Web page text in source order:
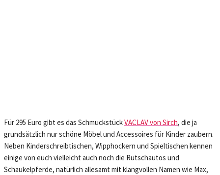
Für 295 Euro gibt es das SchmuckstückVACLAV von Sirch, die ja
grundsätzlich nur schöne Möbel und Accessoires für Kinder zaubern.
Neben Kinderschreibtischen, Wipphockern und Spieltischen kennen
einige von euch vielleicht auch noch die Rutschautos und
Schaukelpferde, natürlich allesamt mit klangvollen Namen wie Max,